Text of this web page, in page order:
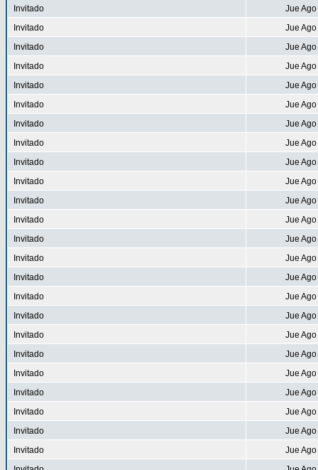
Invitado
Jue
Invitado
Jue
Invitado
Jue
Invitado
Jue
Invitado
Jue
Invitado
Jue
Invitado
Jue
Invitado
Jue
Invitado
Jue
Invitado
Jue
Invitado
Jue
Invitado
Jue
Invitado
Jue
Invitado
Jue
Invitado
Jue
Invitado
Jue
Invitado
Jue
Invitado
Jue
Invitado
Jue
Invitado
Jue
Invitado
Jue
Invitado
Jue
Invitado
Jue
Invitado
Jue